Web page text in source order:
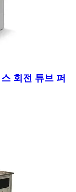
회전 튜브 퍼